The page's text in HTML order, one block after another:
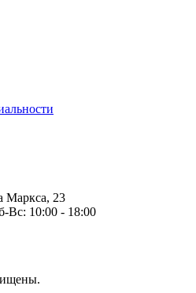
Маркса, 23
Вс: 10:00 - 18:00